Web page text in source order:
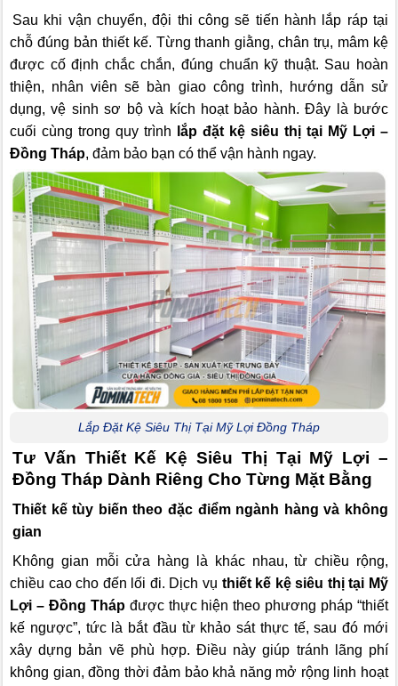
Sau khi vận chuyển, đội thi công sẽ tiến hành lắp ráp tại
chỗ đúng bản thiết kế. Từng thanh giằng, chân trụ, mâm kệ
được cố định chắc chắn, đúng chuẩn kỹ thuật. Sau hoàn
thiện, nhân viên sẽ bàn giao công trình, hướng dẫn sử
dụng, vệ sinh sơ bộ và kích hoạt bảo hành. Đây là bước
cuối cùng trong quy trình
lắp đặt kệ siêu thị tại Mỹ Lợi –
Đồng Tháp, đảm bảo bạn có thể vận hành ngay.
Lắp Đặt Kệ Siêu Thị Tại Mỹ Lợi Đồng Tháp
Tư Vấn Thiết Kế Kệ Siêu Thị Tại Mỹ Lợi –
Đồng Tháp Dành Riêng Cho Từng Mặt Bằng
Thiết kế tùy biến theo đặc điểm ngành hàng và không
gian
Không gian mỗi cửa hàng là khác nhau, từ chiều rộng,
chiều cao cho đến lối đi. Dịch vụ thiết kế kệ siêu thị tại Mỹ
Lợi – Đồng Thápđược thực hiện theo phương pháp “thiết
kế ngược”, tức là bắt đầu từ khảo sát thực tế, sau đó mới
xây dựng bản vẽ phù hợp. Điều này giúp tránh lãng phí
không gian, đồng thời đảm bảo khả năng mở rộng linh hoạt